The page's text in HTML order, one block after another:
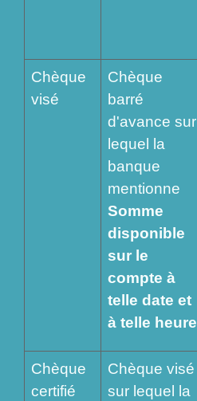
Chèque
visé
Chèque
barré
d'avance sur
lequel la
banque
mentionne
Somme
disponible
sur le
compte à
telle date et
à telle heure
Chèque
certifié
Chèque visé
sur lequel la